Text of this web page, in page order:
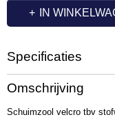
IN
Specificaties
Productcode
EX1615
Afmetingen (l,b,h)
Omschrijving
Schuimzool velcro tbv